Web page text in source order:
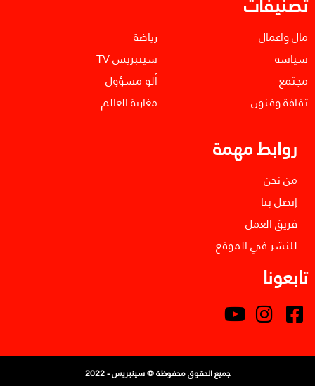
مال واعمال
سياسة
مجتمع
ثقافة وفنون
رياضة
سينبريس TV
ألو مسؤول
مغاربة العالم
روابط مهمة
من نحن
إتصل بنا
فريق العمل
للنشر في الموقع
تابعونا
جميع الحقوق محفوظة © سينبريس - 2022